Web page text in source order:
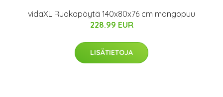
vidaXL Ruokapöytä 140x80x76 cm mangopuu
228.99 EUR
LISÄTIETOJA